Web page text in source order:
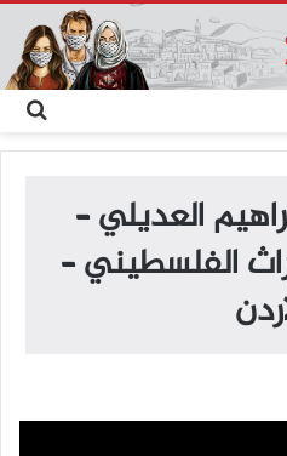
عن
إبراهيم العديلي –
الفلسطيني –